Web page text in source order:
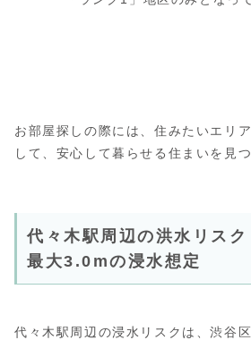
お部屋探しの際には、住みたいエリ
して、安心して暮らせる住まいを見
代々木駅周辺の洪水リス
最大3.0mの浸水想定
代々木駅周辺の浸水リスクは、渋谷